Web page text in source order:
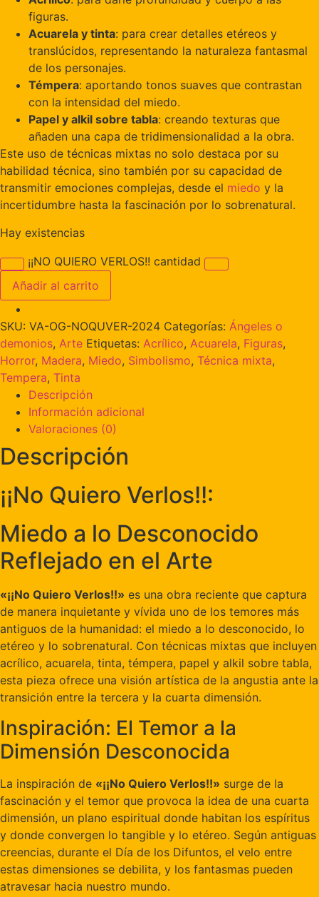
figuras.
Acuarela y tinta: para crear detalles etéreos y
translúcidos, representando la naturaleza fantasmal
de los personajes.
Témpera: aportando tonos suaves que contrastan
con la intensidad del miedo.
Papel y alkil sobre tabla: creando texturas que
añaden una capa de tridimensionalidad a la obra.
Este uso de técnicas mixtas no solo destaca por su
habilidad técnica, sino también por su capacidad de
transmitir emociones complejas, desde el miedo y la
incertidumbre hasta la fascinación por lo sobrenatural.
Hay existencias
¡¡NO QUIERO VERLOS!! cantidad
Añadir al carrito
SKU: VA-OG-NOQUVER-2024 Categorías: Ángeles o
demonios, Arte Etiquetas: Acrílico, Acuarela, Figuras,
Horror, Madera, Miedo, Simbolismo, Técnica mixta,
Tempera, Tinta
Descripción
Información adicional
Valoraciones (0)
Descripción
¡¡No Quiero Verlos!!:
Miedo a lo Desconocido
Reflejado en el Arte
«¡¡No Quiero Verlos!!» es una obra reciente que captura
de manera inquietante y vívida uno de los temores más
antiguos de la humanidad: el miedo a lo desconocido, lo
etéreo y lo sobrenatural. Con técnicas mixtas que incluyen
acrílico, acuarela, tinta, témpera, papel y alkil sobre tabla,
esta pieza ofrece una visión artística de la angustia ante la
transición entre la tercera y la cuarta dimensión.
Inspiración: El Temor a la
Dimensión Desconocida
La inspiración de «¡¡No Quiero Verlos!!» surge de la
fascinación y el temor que provoca la idea de una cuarta
dimensión, un plano espiritual donde habitan los espíritus
y donde convergen lo tangible y lo etéreo. Según antiguas
creencias, durante el Día de los Difuntos, el velo entre
estas dimensiones se debilita, y los fantasmas pueden
atravesar hacia nuestro mundo.